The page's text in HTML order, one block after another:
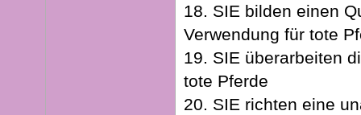
18. SIE bilden einen
Verwendung für tote
19. SIE überarbeiten
tote Pferde
20. SIE richten eine